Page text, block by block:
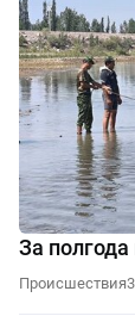
За полгода
Происшествия